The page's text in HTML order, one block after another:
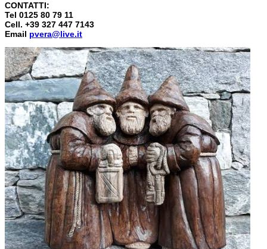
CONTATTI:
Tel 0125 80 79 11
Cell. +39 327 447 7143
Email pvera@live.it